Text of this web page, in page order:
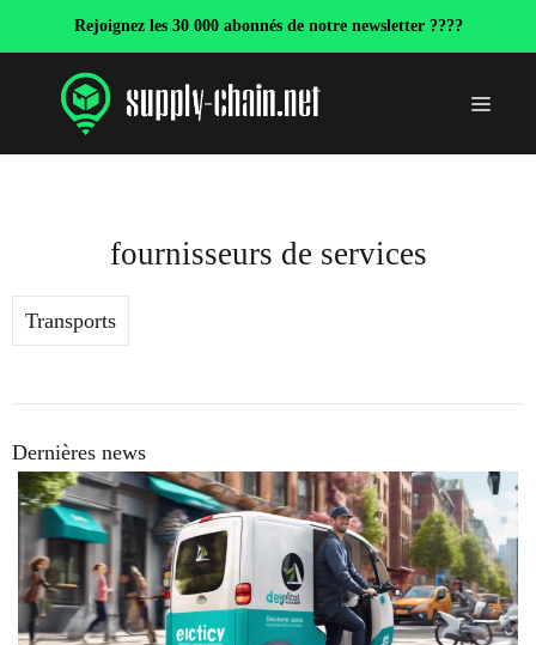
Rejoignez les 30 000 abonnés de notre newsletter ????
Menu
fournisseurs de services
Transports
Dernières news